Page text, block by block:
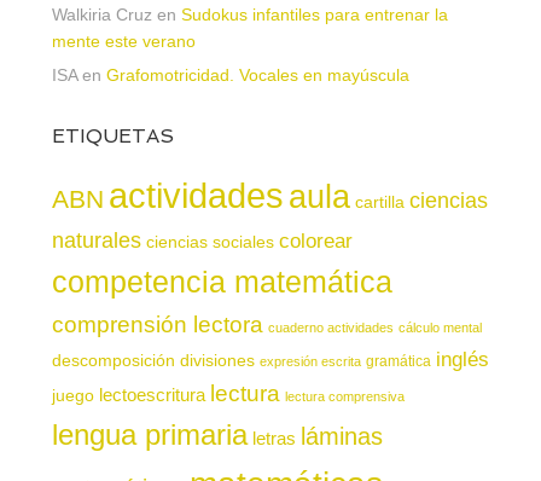
Walkiria Cruz en Sudokus infantiles para entrenar la
mente este verano
ISAen Grafomotricidad. Vocales en mayúscula
ETIQUETAS
ABN actividadesaula cartilla ciencias
naturales ciencias sociales colorear
competencia matemática
comprensión lectora cuaderno actividades cálculo mental
descomposición divisiones expresión escrita gramática inglés
juego lectoescritura lectura lectura comprensiva
lengua primaria letras láminas